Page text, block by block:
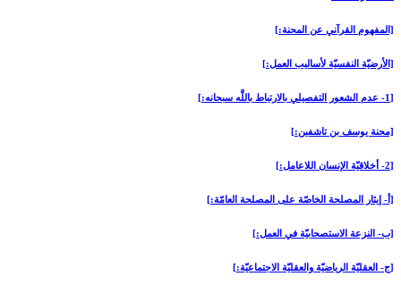
[المفهوم القرآني عن المحنة:]
[الأرضيّة النفسيّة لأساليب العمل:]
[1- عدم الشعور التفصيلي بالارتباط باللَّه سبحانه:]
[محنة يوسف بن تاشفين:]
[2- أخلاقيّة الإنسان اللاعامل:]
[أ- إيثار المصلحة الخاصّة على المصلحة العامّة:]
[ب- النزعة الاستصحابيّة في العمل:]
[ج- العقليّة الرياضيّة والعقليّة الاجتماعيّة:]